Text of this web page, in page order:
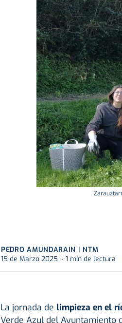
PEDRO AMUNDARAIN | NTM
15 de Marzo 2025
1 min de lectura
La jornada de limpieza en el
Verde Azul del Ayuntamiento